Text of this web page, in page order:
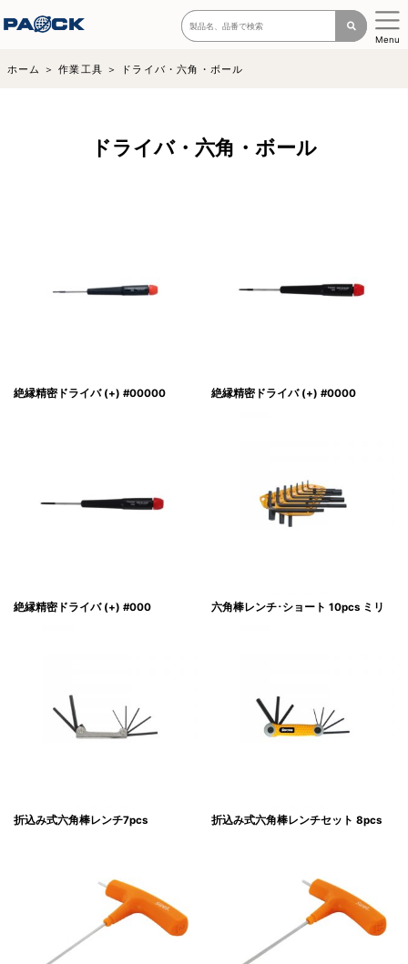
Menu
ホーム 作業工具 ドライバ・六角・ボール
ドライバ・六角・ボール
絶縁精密ドライバ (+) #00000 絶縁精密ドライバ (+) #0000
絶縁精密ドライバ (+) #000 六角棒レンチ･ショート 10pcs ミリ
折込み式六角棒レンチ7pcs 折込み式六角棒レンチセット 8pcs